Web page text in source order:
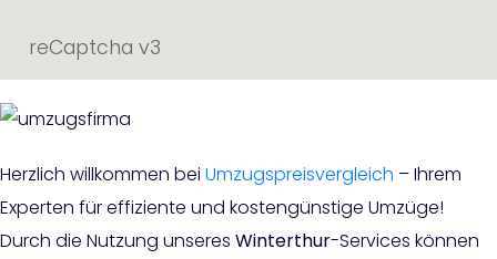
reCaptcha v3
Herzlich willkommen bei Umzugspreisvergleich – Ihrem
Experten für effiziente und kostengünstige Umzüge!
Durch die Nutzung unseres Winterthur-Services können